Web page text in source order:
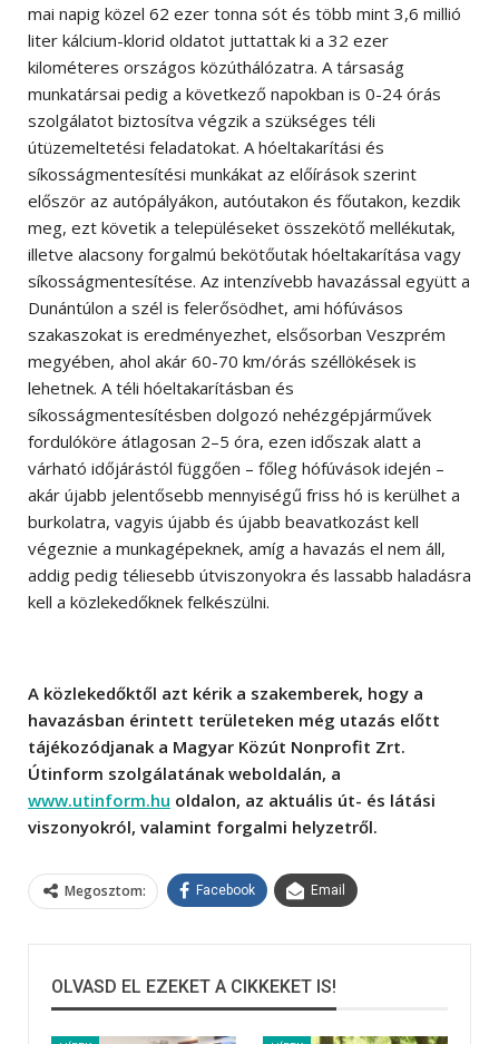
mai napig közel 62 ezer tonna sót és több mint 3,6 millió
liter kálcium-klorid oldatot juttattak ki a 32 ezer
kilométeres országos közúthálózatra. A társaság
munkatársai pedig a következő napokban is 0-24 órás
szolgálatot biztosítva végzik a szükséges téli
útüzemeltetési feladatokat. A hóeltakarítási és
síkosságmentesítési munkákat az előírások szerint
először az autópályákon, autóutakon és főutakon, kezdik
meg, ezt követik a településeket összekötő mellékutak,
illetve alacsony forgalmú bekötőutak hóeltakarítása vagy
síkosságmentesítése. Az intenzívebb havazással együtt a
Dunántúlon a szél is felerősödhet, ami hófúvásos
szakaszokat is eredményezhet, elsősorban Veszprém
megyében, ahol akár 60-70 km/órás széllökések is
lehetnek. A téli hóeltakarításban és
síkosságmentesítésben dolgozó nehézgépjárművek
fordulóköre átlagosan 2–5 óra, ezen időszak alatt a
várható időjárástól függően – főleg hófúvások idején –
akár újabb jelentősebb mennyiségű friss hó is kerülhet a
burkolatra, vagyis újabb és újabb beavatkozást kell
végeznie a munkagépeknek, amíg a havazás el nem áll,
addig pedig téliesebb útviszonyokra és lassabb haladásra
kell a közlekedőknek felkészülni.
A közlekedőktől azt kérik a szakemberek, hogy a
havazásban érintett területeken még utazás előtt
tájékozódjanak a Magyar Közút Nonprofit Zrt.
Útinform szolgálatának weboldalán, a
www.utinform.hu oldalon, az aktuális út- és látási
viszonyokról, valamint forgalmi helyzetről.
Megosztom: Facebook Email
OLVASD EL EZEKET A CIKKEKET IS!